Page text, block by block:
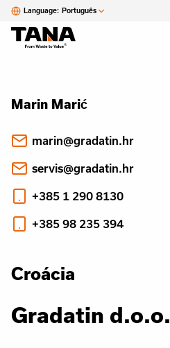
Language: Português
Marin Marić
marin@gradatin.hr
servis@gradatin.hr
+385 1 290 8130
+385 98 235 394
Croácia
Gradatin d.o.o.